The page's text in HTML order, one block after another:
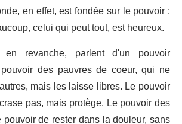
en effet, est fondée sur le pouvoir :
celui qui peut tout, est heureux.
en revanche, parlent d'un pouvoir
des pauvres de coeur, qui ne
mais les laisse libres. Le pouvoir
pas, mais protège. Le pouvoir des
de rester dans la douleur, sans